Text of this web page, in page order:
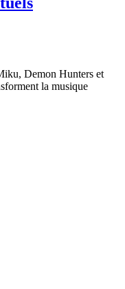
Demon Hunters et
la musique